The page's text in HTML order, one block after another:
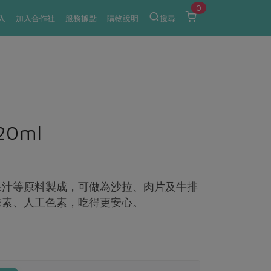
加入合作社 服務據點 購物說明 搜尋
0
等原料製成，可做為沙拉、肉片及牛排
、人工色素，吃得更安心。